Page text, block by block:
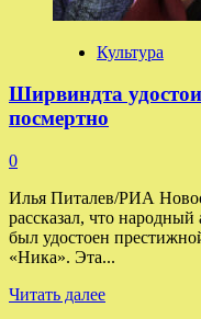
Культура
Ширвиндта
посмертно
0
Илья Питалев/РИА
рассказал, что
был удостоен
«Ника». Эта...
Читать далееПрочитать